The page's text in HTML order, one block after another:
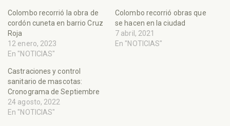
Colombo recorrió la obra de
cordón cuneta en barrio Cruz
Roja
12 enero, 2023
En "NOTICIAS"
Colombo recorrió obras que
se hacen en la ciudad
7 abril, 2021
En "NOTICIAS"
Castraciones y control
sanitario de mascotas:
Cronograma de Septiembre
24 agosto, 2022
En "NOTICIAS"